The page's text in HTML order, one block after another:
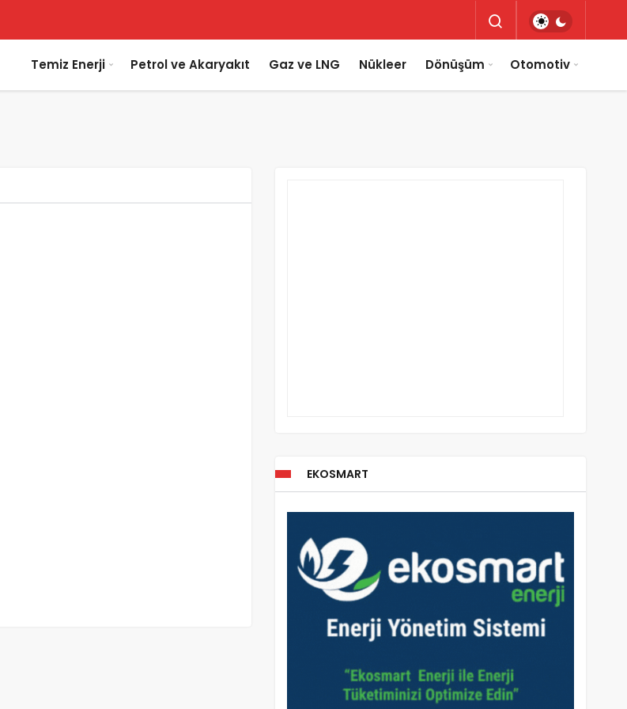
Temiz Enerji Petrol ve Akaryakıt Gaz ve LNG Nükleer Dönüşüm Otomotiv
EKOSMART